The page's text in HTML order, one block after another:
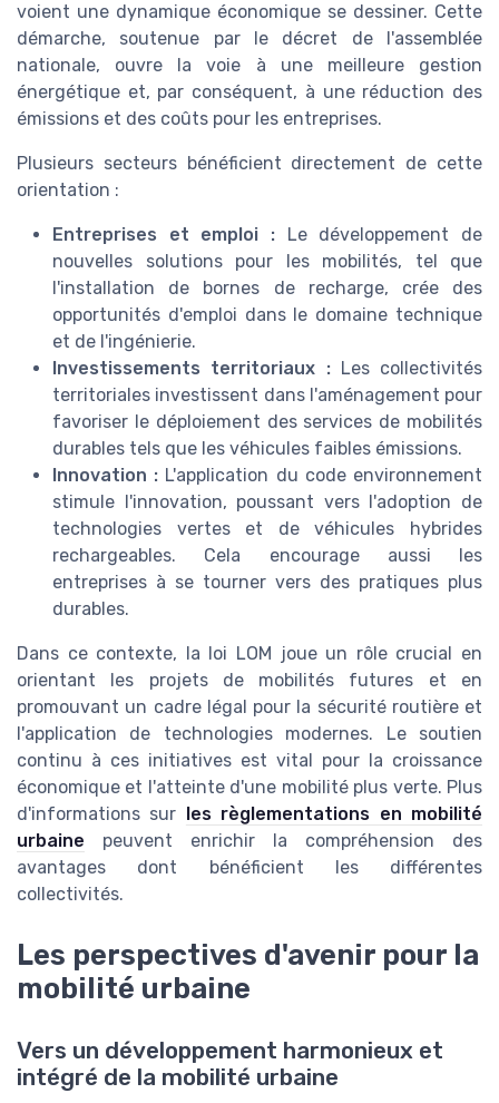
voient une dynamique économique se dessiner. Cette
démarche, soutenue par le décret de l'assemblée
nationale, ouvre la voie à une meilleure gestion
énergétique et, par conséquent, à une réduction des
émissions et des coûts pour les entreprises.
Plusieurs secteurs bénéficient directement de cette
orientation :
Entreprises et emploi : Le développement de
nouvelles solutions pour les mobilités, tel que
l'installation de bornes de recharge, crée des
opportunités d'emploi dans le domaine technique
et de l'ingénierie.
Investissements territoriaux :Les collectivités
territoriales investissent dans l'aménagement pour
favoriser le déploiement des services de mobilités
durables tels que les véhicules faibles émissions.
Innovation : L'application du code environnement
stimule l'innovation, poussant vers l'adoption de
technologies vertes et de véhicules hybrides
rechargeables. Cela encourage aussi les
entreprises à se tourner vers des pratiques plus
durables.
Dans ce contexte, la loi LOM joue un rôle crucial en
orientant les projets de mobilités futures et en
promouvant un cadre légal pour la sécurité routière et
l'application de technologies modernes. Le soutien
continu à ces initiatives est vital pour la croissance
économique et l'atteinte d'une mobilité plus verte. Plus
d'informations sur
les règlementations en mobilité
urbaine peuvent enrichir la compréhension des
avantages dont bénéficient les différentes
collectivités.
Les perspectives d'avenir pour la
mobilité urbaine
Vers un développement harmonieux et
intégré de la mobilité urbaine